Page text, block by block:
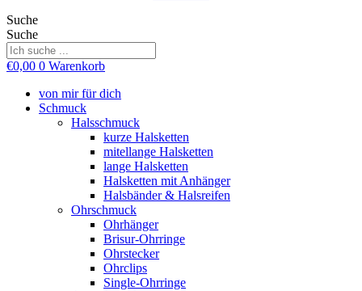
Suche
Suche
€0,00 0 Warenkorb
von mir für dich
Schmuck
Halsschmuck
kurze Halsketten
mitellange Halsketten
lange Halsketten
Halsketten mit Anhänger
Halsbänder & Halsreifen
Ohrschmuck
Ohrhänger
Brisur-Ohrringe
Ohrstecker
Ohrclips
Single-Ohrringe